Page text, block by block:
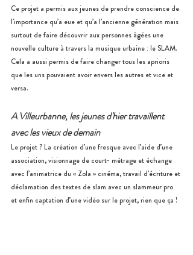
Ce projet a permis aux jeunes de prendre conscience de
l’importance qu’a eue et qu’a l’ancienne génération mais
surtout de faire découvrir aux personnes âgées une
nouvelle culture à travers la musique urbaine : le SLAM.
Cela a aussi permis de faire changer tous les aprioris
que les uns pouvaient avoir envers les autres et vice et
versa.
A Villeurbanne, les jeunes d'hier travaillent
avec les vieux de demain
Le projet ? La création d’une fresque avec l’aide d’une
association, visionnage de court- métrage et échange
avec l’animatrice du « Zola » cinéma, travail d’écriture et
déclamation des textes de slam avec un slammeur pro
et enfin captation d’une vidéo sur le projet, rien que ça !